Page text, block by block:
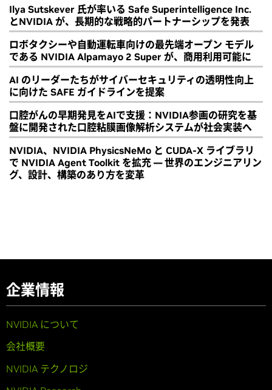
Ilya Sutskever 氏が率いる Safe Superintelligence Inc.
とNVIDIA が、長期的な戦略的パートナーシップを発表
ロボタクシーや自動運転車向けの最先端オープン モデル
である NVIDIA Alpamayo 2 Super が、商用利用可能に
AI のリーダーたちがサイバーセキュリティの透明性向上
に向けた SAFE ガイドラインを提案
口腔がんの早期発見をAIで支援：NVIDIA参画の研究を基
盤に開発された口腔粘膜画像解析システムが社会実装へ
NVIDIA、NVIDIA PhysicsNeMo と CUDA-X ライブラリ
で NVIDIA Agent Toolkit を拡充 ― 世界のエンジニアリン
グ、設計、構築のあり方を変革
企業情報
NVIDIA について
会社概要
NVIDIA テクノロジ